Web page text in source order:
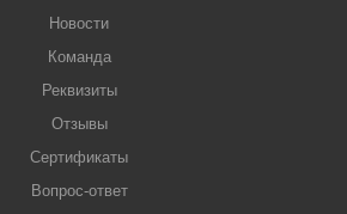
Новости
Команда
Реквизиты
Отзывы
Сертификаты
Вопрос-ответ